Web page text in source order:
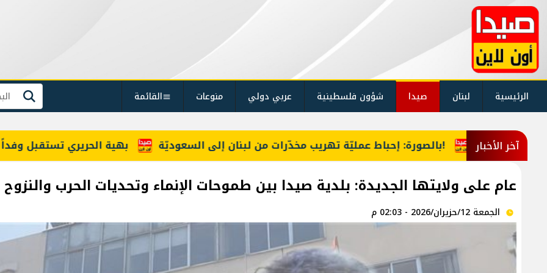
الرئيسية لبنان صيدا شؤون فلسطينية عربي دولي منوعات القائمة بحث
آخر الأخبار بهية الحريري تستقبل وفداً من 'اتحاد بالصورة: إحباط عمليّة تهريب مخدّرات من لبنان إلى السعوديّة!
عام على ولايتها الجديدة: بلدية صيدا بين طموحات الإنماء وتحديات الحرب والنزوح
الجمعة 12/حزيران/2026 - 02:03 م